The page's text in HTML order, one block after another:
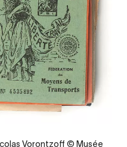
Vorontzoff © Musée